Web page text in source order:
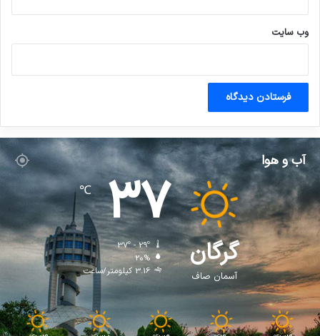
وب‌ سایت
آب و هوا
گرگان
آسمان صاف
37
℃
37º - 29º
20%
3.16 کیلومتر/ساعت